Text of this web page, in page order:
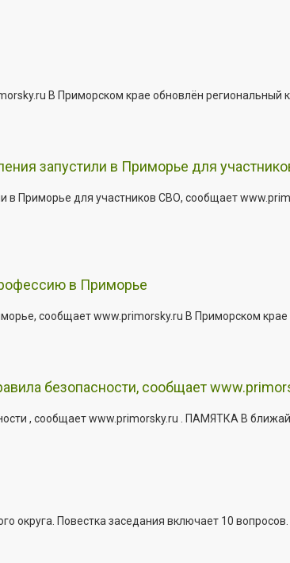
В Приморском крае обновлён региональный
запустили в Приморье для
в Приморье для участников СВО, сообщает
в Приморье
сообщает www.primorsky.ru В Приморском крае
безопасности, сообщает
, сообщает www.primorsky.ru . ПАМЯТКА В
Повестка заседания включает 10 вопросов.